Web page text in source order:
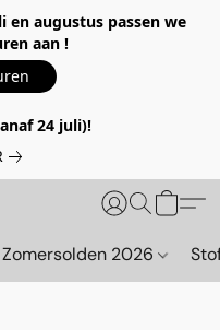
en augustus passen we
aan !
24 juli)!
Zomersolden 2026